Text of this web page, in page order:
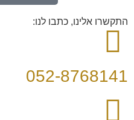
התקשרו אלינו, כתבו לנו:
052-8768141